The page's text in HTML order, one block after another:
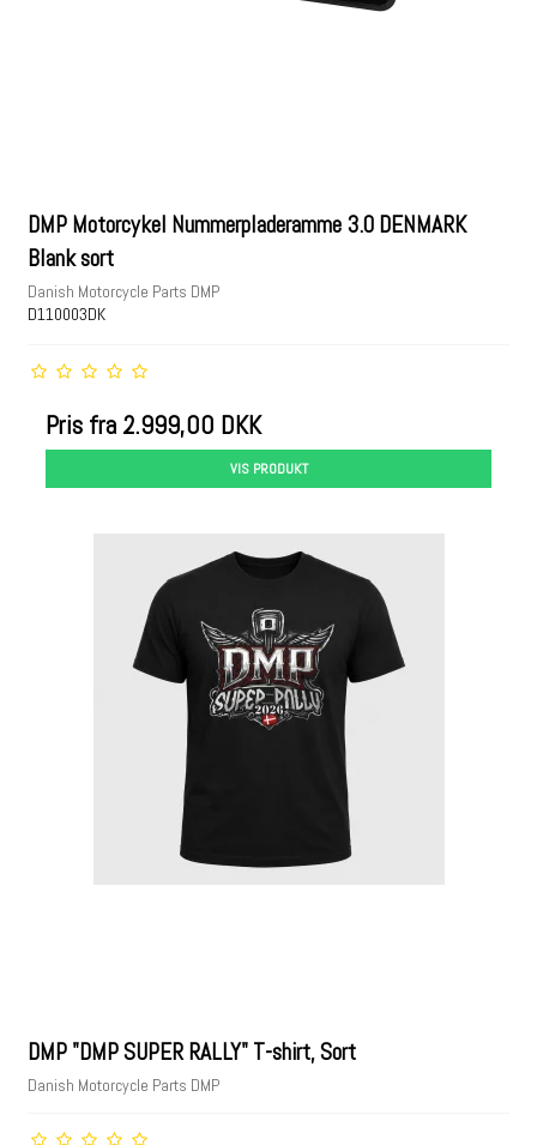
DMP Motorcykel Nummerpladeramme 3.0 DENMARK
Blank sort
Danish Motorcycle Parts DMP
D110003DK
Pris fra 2.999,00 DKK
VIS PRODUKT
DMP "DMP SUPER RALLY" T-shirt, Sort
Danish Motorcycle Parts DMP